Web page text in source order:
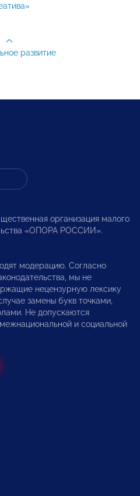
развитие
организация малого
«ОПОРА РОССИИ».
модерацию. Согласно
мы не
нецензурную лексику
замены букв точками,
Не допускаются
и социальной